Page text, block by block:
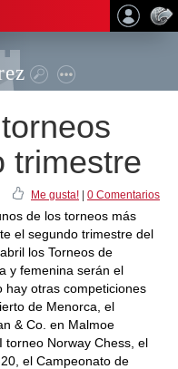
trimestre
Me gusta! 0 Comentarios
de los torneos más
el segundo trimestre del
los Torneos de
y femenina serán el
hay otras competiciones
de Menorca, el
& Co. en Malmoe
torneo Norway Chess, el
el Campeonato de